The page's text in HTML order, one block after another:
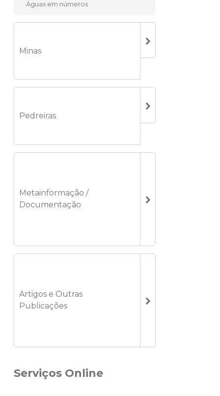
Águas em números
Minas
Pedreiras
Metainformação /
Documentação
Artigos e Outras
Publicações
Serviços Online